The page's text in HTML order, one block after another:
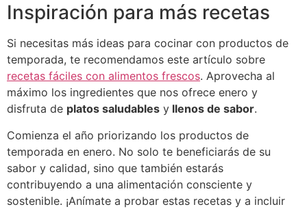
Inspiración para más recetas
Si necesitas más ideas para cocinar con productos de
temporada, te recomendamos este artículo sobre
recetas fáciles con alimentos frescos. Aprovecha al
máximo los ingredientes que nos ofrece enero y
disfruta de platos saludables y llenos de sabor.
Comienza el año priorizando los productos de
temporada en enero. No solo te beneficiarás de su
sabor y calidad, sino que también estarás
contribuyendo a una alimentación consciente y
sostenible. ¡Anímate a probar estas recetas y a incluir